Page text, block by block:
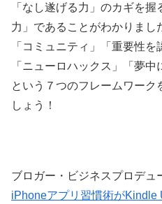
「なし遂げる力」のカギを
力」であることがわかりまし
「コミュニティ」「重要性を
「ニューロハックス」「夢中
という７つのフレームワーク
しょう！
ブロガー・ビジネスプロデ
iPhoneアプリ習慣術がKindle